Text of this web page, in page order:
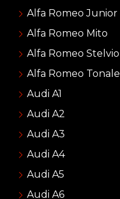
Alfa Romeo Junior
Alfa Romeo Mito
Alfa Romeo Stelvio
Alfa Romeo Tonale
Audi A1
Audi A2
Audi A3
Audi A4
Audi A5
Audi A6